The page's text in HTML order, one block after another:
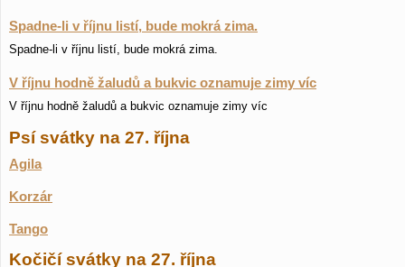
Spadne-li v říjnu listí, bude mokrá zima.
Spadne-li v říjnu listí, bude mokrá zima.
V říjnu hodně žaludů a bukvic oznamuje zimy víc
V říjnu hodně žaludů a bukvic oznamuje zimy víc
Psí svátky na 27. října
Agila
Korzár
Tango
Kočičí svátky na 27. října